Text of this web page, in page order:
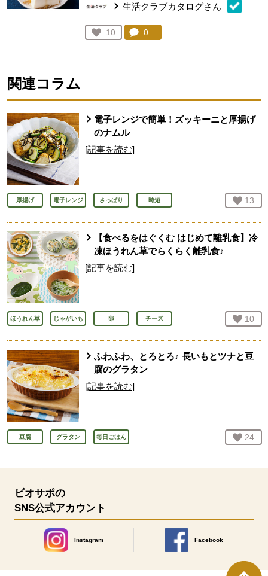
生活クラブカタログさん
お気に入り登録：
10
人が登録
コメント：
0
関連コラム
電子レンジで簡単！ズッキーニと厚揚げ
のナムル
[記事を読む]
厚揚げ 電子レンジ さっぱり 時短 お気
13
【食べるをはぐくむ はじめて離乳食】冷
凍ほうれん草でらくらく離乳食♪
[記事を読む]
ほうれん草 じゃがいも 卵 チーズ お気
10
ふわふわ、とろとろ♪ 長いもとツナと豆
腐のグラタン
[記事を読む]
豆腐 グラタン 毎日ごはん お気
24
ビオサポの
SNS公式アカウント
Instagram
別のウィンドウで開きます。
Facebook